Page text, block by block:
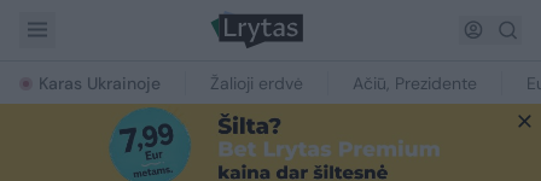
Karas Ukrainoje Žalioji erdvė Ačiū, Prezidente